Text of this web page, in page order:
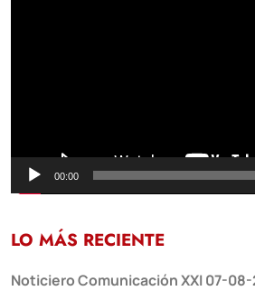
00:00
LO MÁS RECIENTE
Noticiero Comunicación XXI 07-